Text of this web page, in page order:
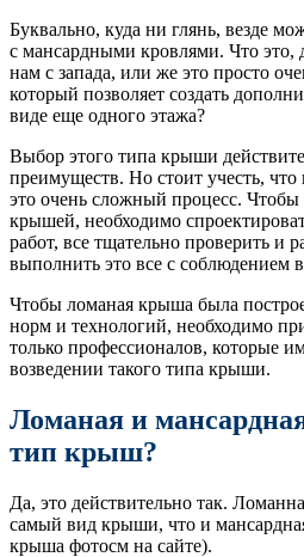
Буквально, куда ни глянь, везде
с мансардными кровлями. Что
нам с запада, или же это просто
который позволяет создать
виде еще одного этажа?
Выбор этого типа крыши
преимуществ. Но стоит учесть,
это очень сложный процесс.
крышей, необходимо
работ, все тщательно проверить и
выполнить это все с соблюдением
Чтобы ломаная крыша была
норм и технологий, необходимо
только профессионалов, которые
возведении такого типа крыши.
Ломаная и
тип крыш?
Да, это действительно так.
самый вид крыши, что и
крыша фотосм на сайте).